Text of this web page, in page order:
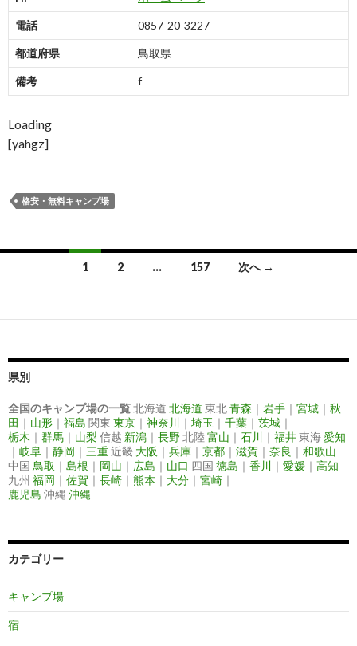
電話 0857-20-3227
都道府県 鳥取県
備考 f
Loading
[yahgz]
格安・無料キャンプ場
稿
ビ
ゲ
ー
シ
ョ
1 2 … 157 次へ →
県別
全国のキャンプ場の一覧北海道 北海道 東北青森 ｜ 岩手 ｜ 宮城 ｜ 秋
田 ｜ 山形 ｜ 福島 関東 東京 ｜ 神奈川 ｜ 埼玉 ｜ 千葉 ｜ 茨城 ｜
栃木 ｜ 群馬 ｜ 山梨 信越 新潟 ｜ 長野北陸 富山 ｜ 石川 ｜ 福井東海愛知
｜ 岐阜 ｜ 静岡 ｜ 三重近畿 大阪 ｜ 兵庫 ｜ 京都 ｜ 滋賀 ｜ 奈良 ｜ 和歌山
中国 鳥取 ｜ 島根 ｜ 岡山 ｜ 広島 ｜ 山口 四国 徳島 ｜ 香川 ｜ 愛媛 ｜ 高知
九州 福岡 ｜ 佐賀 ｜ 長崎 ｜ 熊本 ｜ 大分 ｜ 宮崎 ｜
鹿児島 沖縄 沖縄
カテゴリー
キャンプ場
宿